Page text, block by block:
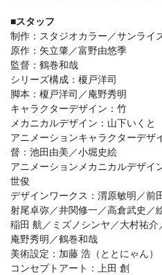
■スタッフ
制作：スタジオカラー／サンライ
原作：矢立肇／富野由悠季
監督：鶴巻和哉
シリーズ構成：榎戸洋司
脚本：榎戸洋司／庵野秀明
キャラクターデザイン：竹
メカニカルデザイン：山下いくと
アニメーションキャラクターデザ
督：池田由美／小堀史絵
アニメーションメカニカルデザイ
世俊
デザインワークス：渭原敏明／前
射尾卓弥／井関修一／高倉武史／
稲田 航／ミズノシンヤ／大村祐
庵野秀明／鶴巻和哉
美術設定：加藤 浩（ととにゃん）
コンセプトアート：上田 創